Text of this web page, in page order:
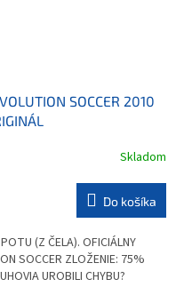
SOCCER 2010
Skladom
Do košíka
(Z ČELA). OFICIÁLNY
SOCCER ZLOŽENIE: 75%
UROBILI CHYBU?